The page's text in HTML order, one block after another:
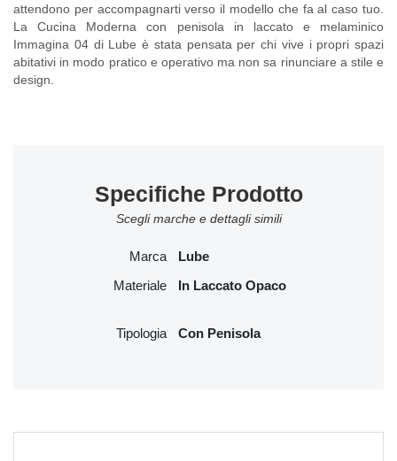
attendono per accompagnarti verso il modello che fa al caso tuo.
La Cucina Moderna con penisola in laccato e melaminico
Immagina 04 di Lube è stata pensata per chi vive i propri spazi
abitativi in modo pratico e operativo ma non sa rinunciare a stile e
design.
Specifiche Prodotto
Scegli marche e dettagli simili
Marca Lube
Materiale In Laccato Opaco
Tipologia Con Penisola